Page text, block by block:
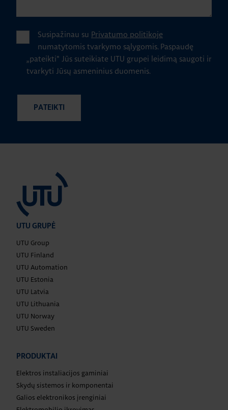
Susipažinau su Privatumo politikoje
numatytomis tvarkymo sąlygomis. Paspaudę
„pateikti" Jūs suteikiate UTU grupei leidimą saugoti ir
tvarkyti Jūsų asmeninius duomenis.
UTU GRUPĖ
UTU Group
UTU Finland
UTU Automation
UTU Estonia
UTU Latvia
UTU Lithuania
UTU Norway
UTU Sweden
PRODUKTAI
Elektros instaliacijos gaminiai
Skydų sistemos ir komponentai
Galios elektronikos įrenginiai